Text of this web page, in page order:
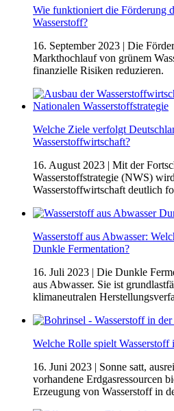
Wie funktioniert die Förderung
Wasserstoff?
16. September 2023 | Die
Markthochlauf von grünem
finanzielle Risiken reduzieren.
Welche Ziele verfolgt
Wasserstoffwirtschaft?
16. August 2023 | Mit der
Wasserstoffstrategie (NWS)
Wasserstoffwirtschaft deutlich
Wasserstoff aus Abwasser:
Dunkle Fermentation?
16. Juli 2023 | Die Dunkle
aus Abwasser. Sie ist
klimaneutralen
Welche Rolle spielt
16. Juni 2023 | Sonne satt,
vorhandene Erdgasressourcen
Erzeugung von Wasserstoff in